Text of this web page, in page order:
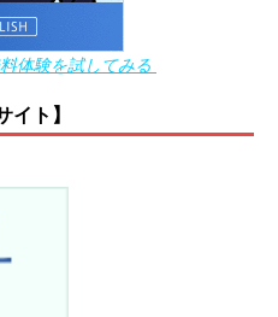
体験を試してみる
ト】